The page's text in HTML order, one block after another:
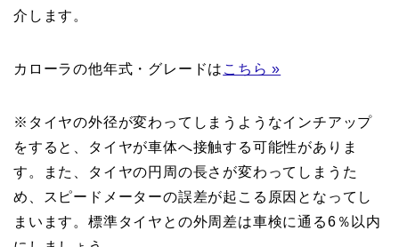
介します。
カローラの他年式・グレードは こちら »
※タイヤの外径が変わってしまうようなインチアップ
をすると、タイヤが車体へ接触する可能性がありま
す。また、タイヤの円周の長さが変わってしまうた
め、スピードメーターの誤差が起こる原因となってし
まいます。標準タイヤとの外周差は車検に通る6％以内